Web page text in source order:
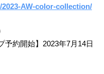
AW-color-collection/
予約開始】2023年7月14日